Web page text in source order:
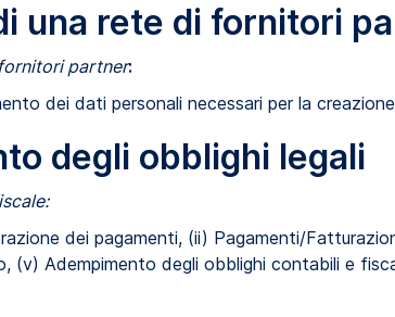
una rete di fornitori
partner:
dei dati personali necessari per la
degli obblighi legali
dei pagamenti, (ii) Pagamenti/
(v) Adempimento degli obblighi contabili e